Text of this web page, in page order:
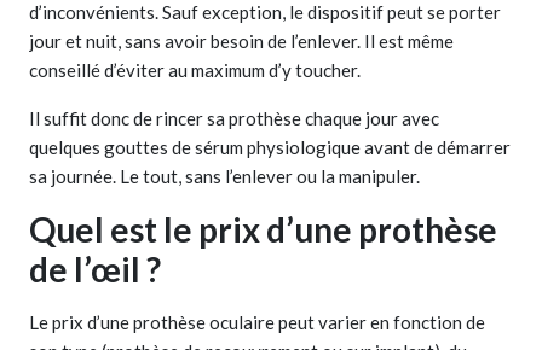
d’inconvénients. Sauf exception, le dispositif peut se porter
jour et nuit, sans avoir besoin de l’enlever. Il est même
conseillé d’éviter au maximum d’y toucher.
Il suffit donc de rincer sa prothèse chaque jour avec
quelques gouttes de sérum physiologique avant de démarrer
sa journée. Le tout, sans l’enlever ou la manipuler.
Quel est le prix d’une prothèse
de l’œil ?
Le prix d’une prothèse oculaire peut varier en fonction de